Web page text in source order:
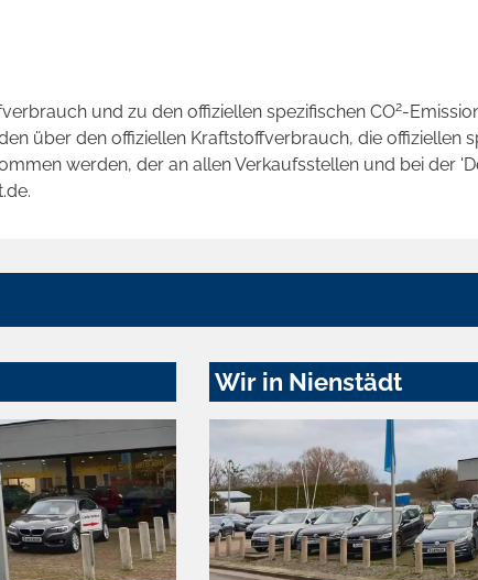
und zu den offiziellen spezifischen CO2-
über den offiziellen Kraftstoffverbrauch, die offiziellen
werden, der an allen Verkaufsstellen und bei der
Wir in Nienstädt